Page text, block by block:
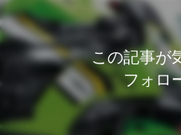
この記事が
フォロ